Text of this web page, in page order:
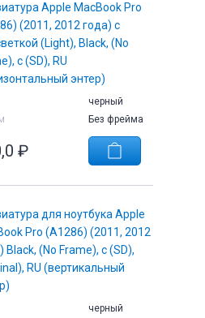
Apple MacBook Pro
(2011, 2012 года) с
(Light), Black, (No
с (SD), RU
энтер)
черный
Без фрейма
₽
для ноутбука Apple
Pro (A1286) (2011, 2012
Black, (No Frame), с (SD),
RU (вертикальный
черный